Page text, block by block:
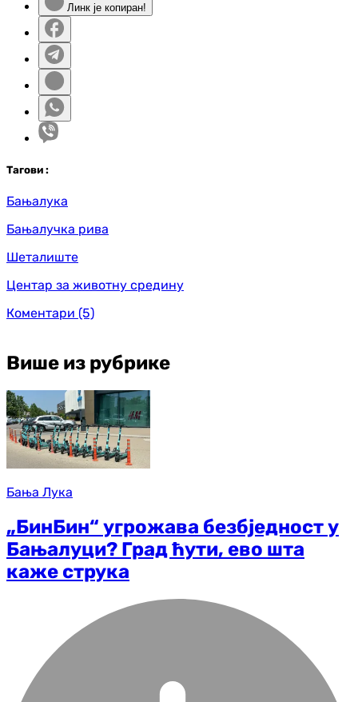
Линк је копиран!
Тагови :
Бањалука
Бањалучка рива
Шеталиште
Центар за животну средину
Коментари (5)
Више из рубрике
Бања Лука
„БинБин“ угрожава безбједност у
Бањалуци? Град ћути, ево шта
каже струка